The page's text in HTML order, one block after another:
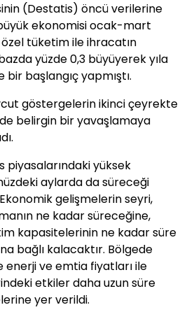
(Destatis) öncü verilerine
ekonomisi ocak-mart
tüketim ile ihracatın
yüzde 0,3 büyüyerek yıla
başlangıç yapmıştı.
göstergelerin ikinci çeyrekte
belirgin bir yavaşlamaya
piyasalarındaki yüksek
aylarda da süreceği
gelişmelerin seyri,
ne kadar süreceğine,
kapasitelerinin ne kadar süre
bağlı kalacaktır. Bölgede
enerji ve emtia fiyatları ile
etkiler daha uzun süre
yer verildi.